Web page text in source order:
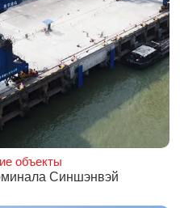
объекты
Синшэнвэй